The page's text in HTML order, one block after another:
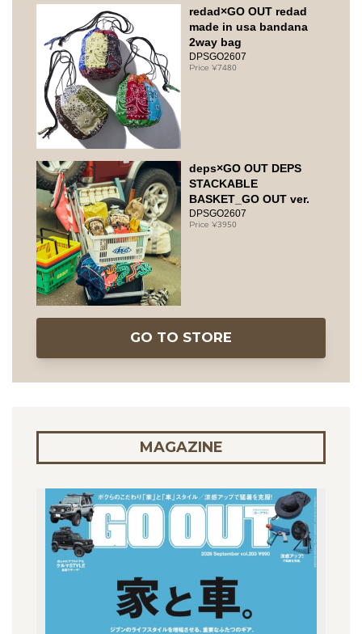
redad×GO OUT redad
made in usa bandana
2way bag
DPSGO2607
7480
deps×GO OUT DEPS
STACKABLE
BASKET_GO OUT ver.
DPSGO2607
3950
GO TO STORE
MAGAZINE